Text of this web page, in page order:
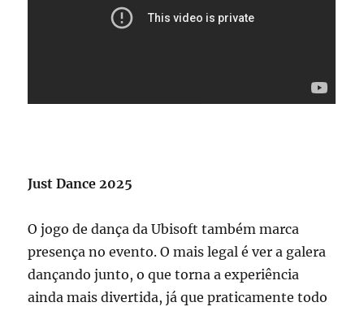
Just Dance 2025
O jogo de dança da Ubisoft também marca
presença no evento. O mais legal é ver a galera
dançando junto, o que torna a experiência
ainda mais divertida, já que praticamente todo